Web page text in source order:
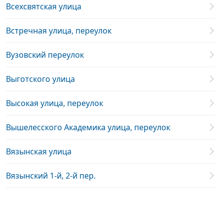
Всехсвятская улица
Встречная улица, переулок
Вузовский переулок
Выготского улица
Высокая улица, переулок
Вышелесского Академика улица, переулок
Вязынская улица
Вязынский 1-й, 2-й пер.